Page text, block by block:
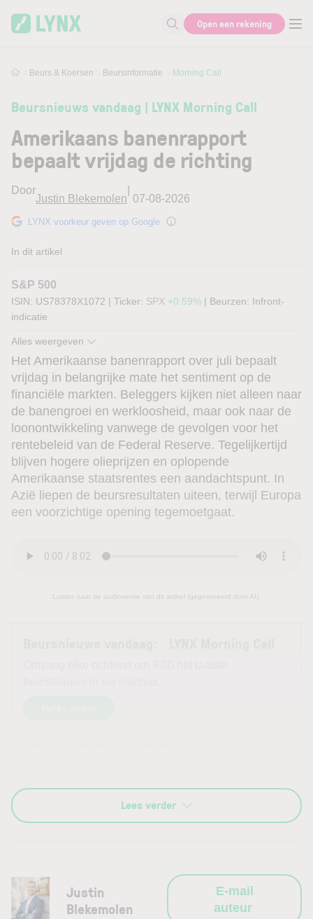
Zoek naar informatie
Open een rekening
Beurs & Koersen Beursinformatie Morning Call
Beursnieuws vandaag | LYNX Morning Call
Amerikaans banenrapport
bepaalt vrijdag de richting
Door
Justin Blekemolen 07-08-2026
LYNX voorkeur geven op Google
In dit artikel
S&P 500
ISIN: US78378X1072 | Ticker: SPX +0.59% | Beurzen: Infront-
indicatie
AMX -0,40 % DOW
Alles weergeven
Het Amerikaanse banenrapport over juli bepaalt
vrijdag in belangrijke mate het sentiment op de
financiële markten. Beleggers kijken niet alleen naar
de banengroei en werkloosheid, maar ook naar de
loonontwikkeling vanwege de gevolgen voor het
rentebeleid van de Federal Reserve. Tegelijkertijd
blijven hogere olieprijzen en oplopende
Amerikaanse staatsrentes een aandachtspunt. In
Azië liepen de beursresultaten uiteen, terwijl Europa
een voorzichtige opening tegemoetgaat.
Luister naar de audioversie van dit artikel (gegenereerd door AI).
juli, terwijl de situatie rond de Straat van Hormuz opnieuw
voor hogere olieprijzen en oplopende obligatierentes
gemengde uitgangspositie, waarbij vooral de Amerikaanse
arbeidsmarktcijfers richtinggevend kunnen worden.
Lees verder
Justin
Blekemolen
E-mail
auteur